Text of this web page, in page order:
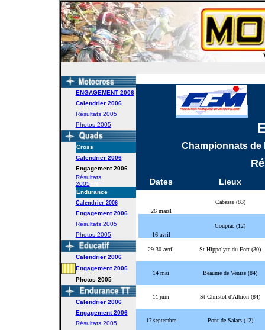
Championnats
Dates Lieux
26 marsl
Cabasse (83)
16 avril
Coupiac (12)
29-30 avril St Hippolyte du Fort (30)
14 mai Beaume de Venise (84)
11 juin St Christol d'Albion (84)
17 septembre Pont de Salars (12)
ENGAGEMENT 2006
Calendrier 2006
Résultats 2005
Photos 2005
Cross
Calendrier 2006
Engagement2006
Résultats
2005E
Endurance
Calendrier 2006
Engagement2006
Résultats 2005
Photos 2005
Calendrier 2006
Engagement2006
Photos 2005
Calendrier 2006
Engagement2006
Résultats 2005